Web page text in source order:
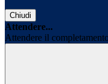
Chiudi
Attendere...
Attendere il